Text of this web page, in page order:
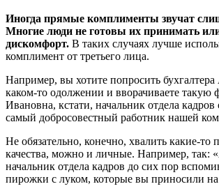
Иногда прямые комплименты звучат
Многие люди не готовы их принимать
дискомфорт. В таких случаях лучше
комплимент от третьего лица.
Например, вы хотите попросить
каком-то одолжении и вворачиваете такую
Ивановна, кстати, начальник отдела кадров
самый добросовестный работник нашей
Не обязательно, конечно, хвалить какие-то
качества, можно и личные. Например, так:
начальник отдела кадров до сих пор
пирожки с луком, которые вы приносили